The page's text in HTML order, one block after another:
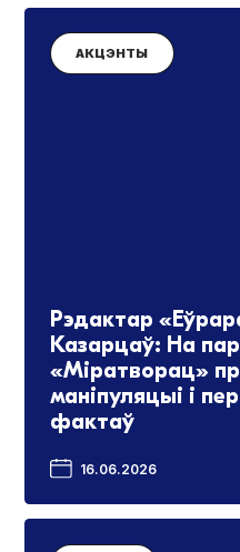
АКЦЭНТЫ
Рэдактар
Казарцаў: На
«Міратворац»
маніпуляцыі і
фактаў
16.06.2026